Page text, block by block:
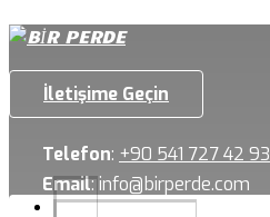
İletişime Geçin
Telefon: +90 541 727 42 93
Email:info@birperde.com